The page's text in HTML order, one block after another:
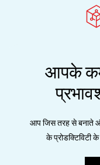
आपके
आप जिस तरह से बनाते
के प्रोडक्टिविटी